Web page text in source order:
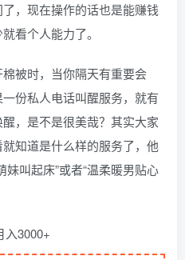
，现在操作的话也是能赚钱
看个人能力了。
被时，当你隔天有重要会
份私人电话叫醒服务，就有
，是不是很美哉？其实大家
知道是什么样的服务了，他
叫起床”或者“温柔暖男贴心